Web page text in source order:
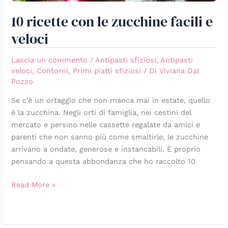
10 ricette con le zucchine facili e
veloci
Lascia un commento / Antipasti sfiziosi, Antipasti
veloci, Contorni, Primi piatti sfiziosi / DiViviana Dal
Pozzo
Se c’è un ortaggio che non manca mai in estate, quello
è la zucchina. Negli orti di famiglia, nei cestini del
mercato e persino nelle cassette regalate da amici e
parenti che non sanno più come smaltirle, le zucchine
arrivano a ondate, generose e instancabili. È proprio
pensando a questa abbondanza che ho raccolto 10
Read More »